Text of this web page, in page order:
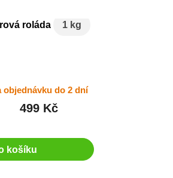
roláda 1 kg
objednávku do 2 dní
499 Kč
košíku